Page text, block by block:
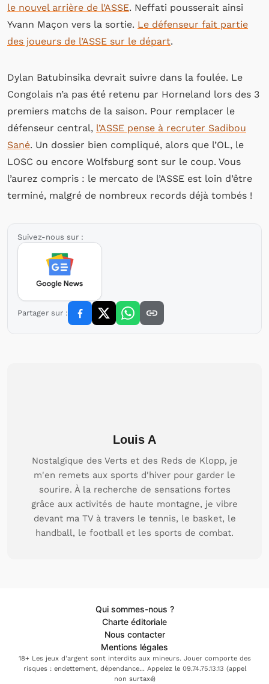
le nouvel arrière de l’ASSE. Neffati pousserait ainsi
Yvann Maçon vers la sortie. Le défenseur fait partie
des joueurs de l’ASSE sur le départ.
Dylan Batubinsika devrait suivre dans la foulée. Le
Congolais n’a pas été retenu par Horneland lors des 3
premiers matchs de la saison. Pour remplacer le
défenseur central, l’ASSE pense à recruter Sadibou
Sané. Un dossier bien compliqué, alors que l’OL, le
LOSC ou encore Wolfsburg sont sur le coup. Vous
l’aurez compris : le mercato de l’ASSE est loin d’être
terminé, malgré de nombreux records déjà tombés !
Suivez-nous sur :
Partager sur :
Louis A
Nostalgique des Verts et des Reds de Klopp, je
m'en remets aux sports d'hiver pour garder le
sourire. À la recherche de sensations fortes
grâce aux activités de haute montagne, je vibre
devant ma TV à travers le tennis, le basket, le
handball, le football et les sports de combat.
Qui sommes-nous ?
Charte éditoriale
Nous contacter
Mentions légales
18+ Les jeux d'argent sont interdits aux mineurs. Jouer comporte des
risques : endettement, dépendance... Appelez le 09.74.75.13.13 (appel
non surtaxé)